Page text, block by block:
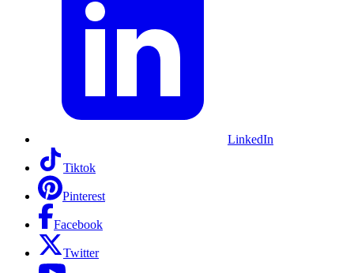
LinkedIn
Tiktok
Pinterest
Facebook
Twitter